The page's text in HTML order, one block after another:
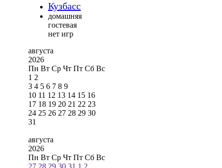
Кузбасс
домашняя
гостевая
нет игр
августа
2026
Пн Вт Ср Чт Пт Сб Вс
1 2
3 4 5 6 7 8 9
10 11 12 13 14 15 16
17 18 19 20 21 22 23
24 25 26 27 28 29 30
31
августа
2026
Пн Вт Ср Чт Пт Сб Вс
27 28 29 30 31 1 2